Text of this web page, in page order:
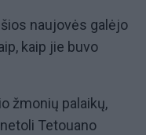
naujovės galėjo
kaip jie buvo
žmonių palaikų,
Tetouano